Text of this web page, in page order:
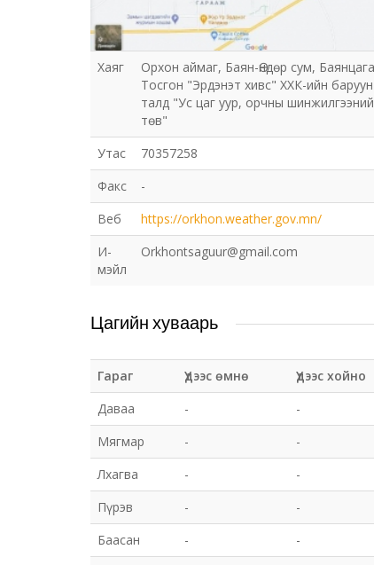
Хаяг
Орхон аймаг, Баян-Өндөр сум,
Тосгон "Эрдэнэт хивс" ХХК-ийн баруун
талд "Ус цаг уур, орчны шинжилгээний
төв"
Утас
70357258
Факс
-
Веб
https://orkhon.weather.gov.mn/
И-
мэйл
Orkhontsaguur@gmail.com
Цагийн хуваарь
Гараг Үдээс өмнө
Үдээс хойно
Даваа
-
-
Мягмар
-
-
Лхагва
-
-
Пүрэв
-
-
Баасан
-
-